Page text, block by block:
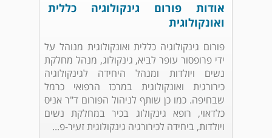
אודות פורום גינקולוגיה כללית
ואונקולוגית
פורום גינקולוגיה כללית ואונקולוגית מנוהל על
ידי פרופסור עופר לביא, גינקולוג, מנהל מחלקת
נשים ויולדות ומנהל היחידה לגינקולוגיה
כירורגית ואונקולוגית במרכז הרפואי כרמל
שבחיפה. כמו כן שותף לניהול הפורום ד"ר אניס
כלדאוי, רופא גינקולוג בכיר במחלקת נשים
ויולדות, ביחידה לכירורגיה גינקולוגית זעיר-פ...